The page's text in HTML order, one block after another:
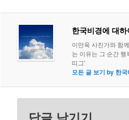
한국비경에 대하
이만욱 사진가와 함
는 이유는 그 순간
띠그'
모든 글 보기 by 한국